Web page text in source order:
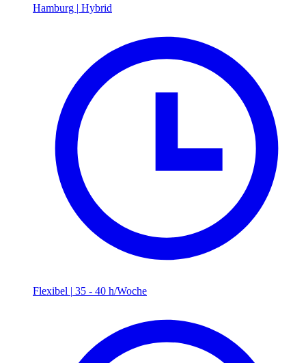
Hamburg | Hybrid
Flexibel | 35 - 40 h/Woche